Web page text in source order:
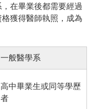
在畢業後都需要經過
獲得醫師執照，成為
一般醫學系
高中畢業生或同等學歷
者